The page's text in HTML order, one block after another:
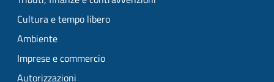
Cultura e tempo libero
Ambiente
Imprese e commercio
Autorizzazioni